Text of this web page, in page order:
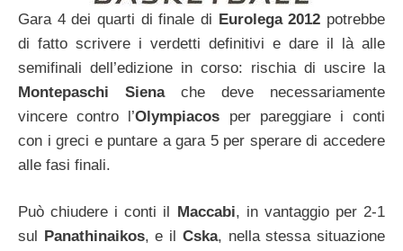
Gara 4 dei quarti di finale di Eurolega 2012 potrebbe
di fatto scrivere i verdetti definitivi e dare il là alle
semifinali dell’edizione in corso: rischia di uscire la
Montepaschi Sienache deve necessariamente
vincere contro l’Olympiacos per pareggiare i conti
con i greci e puntare a gara 5 per sperare di accedere
alle fasi finali.
Può chiudere i conti il Maccabi, in vantaggio per 2-1
sul
Panathinaikos, e il Cska, nella stessa situazione